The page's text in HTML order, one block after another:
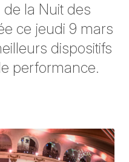
la Nuit des
ce jeudi 9 mars
dispositifs
performance.
sur LinkedIn